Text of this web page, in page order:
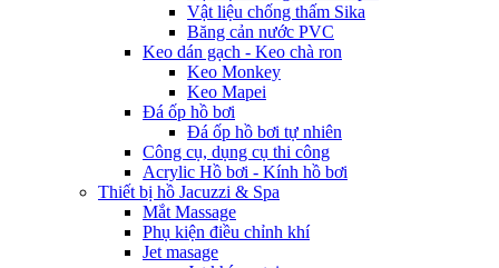
Vật liệu chống thấm Sika
Băng cản nước PVC
Keo dán gạch - Keo chà ron
Keo Monkey
Keo Mapei
Đá ốp hồ bơi
Đá ốp hồ bơi tự nhiên
Công cụ, dụng cụ thi công
Acrylic Hồ bơi - Kính hồ bơi
Thiết bị hồ Jacuzzi & Spa
Mắt Massage
Phụ kiện điều chỉnh khí
Jet masage